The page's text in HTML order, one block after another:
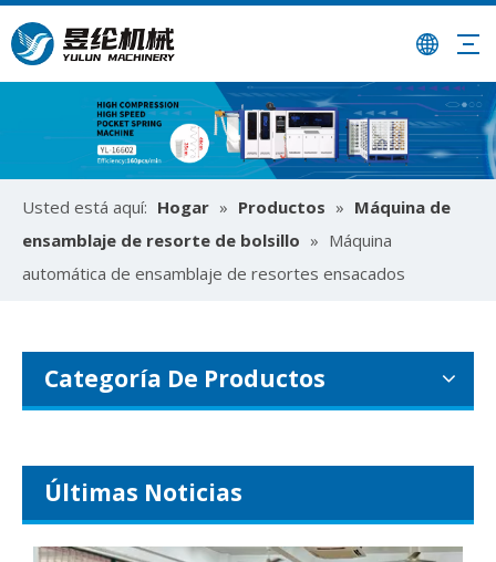
Usted está aquí: Hogar » Productos » Máquina de
ensamblaje de resorte de bolsillo » Máquina
automática de ensamblaje de resortes ensacados
Categoría De Productos
Últimas Noticias
¿Cómo utilizar la máquina ensambladora de resortes ensacados para colchones?
Optimice la producción de colchones con máquinas
Recientemente, Guangdong Yulun Intelligent Technology